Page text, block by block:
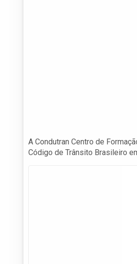
A Condutran Centro de
Código de Trânsito Brasileiro